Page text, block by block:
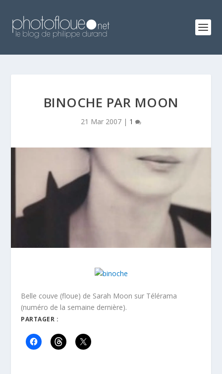
BINOCHE PAR MOON
21 Mar 2007 | 1
Belle couve (floue) de Sarah Moon sur Télérama
(numéro de la semaine dernière).
PARTAGER :